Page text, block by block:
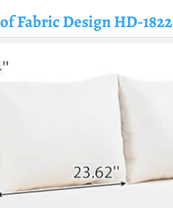
Fabric Design HD-1822